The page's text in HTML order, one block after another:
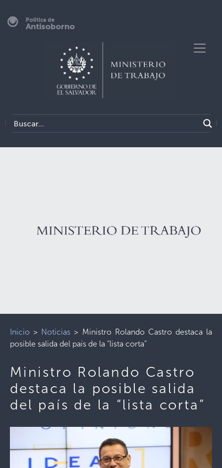
Política de
Antisoborno
Inicio > Noticias > Ministro Rolando Castro destaca la
posible salida del país de la “lista corta”
Ministro Rolando Castro
destaca la posible salida
del país de la “lista corta”